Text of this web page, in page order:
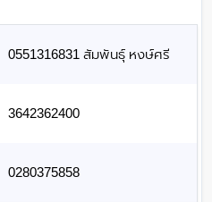
0551316831 สัมพันธุ์ หงษ์ศรี
3642362400
0280375858